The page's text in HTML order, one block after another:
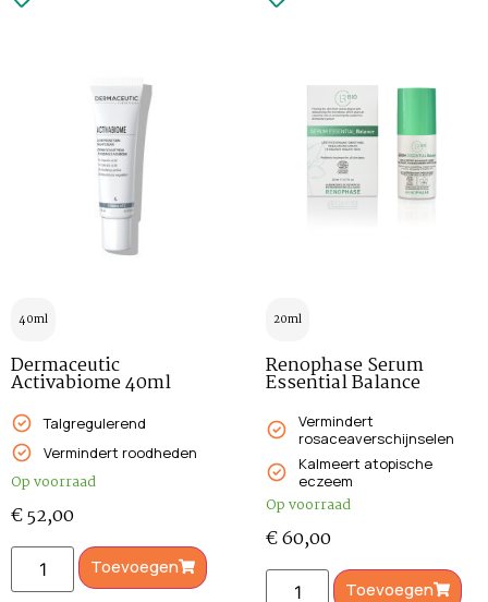
40ml
Dermaceutic
Activabiome 40ml
Talgregulerend
Vermindert roodheden
Op voorraad
€52,00
Toevoegen
20ml
Renophase Serum
Essential Balance
Vermindert
rosaceaverschijnselen
Kalmeert atopische
eczeem
Op voorraad
€60,00
Toevoegen